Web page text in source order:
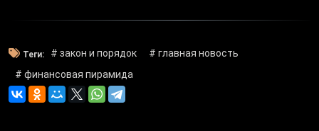
Теги: # закон и порядок
# главная новость
# финансовая пирамида